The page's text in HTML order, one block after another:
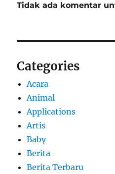
Tidak ada komentar
Categories
Acara
Animal
Applications
Artis
Baby
Berita
Berita Terbaru